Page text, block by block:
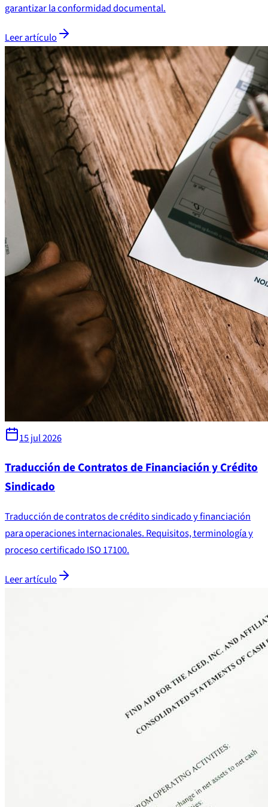
garantizar la conformidad documental.
Leer artículo
15 jul 2026
Traducción de Contratos de Financiación y Crédito
Sindicado
Traducción de contratos de crédito sindicado y financiación
para operaciones internacionales. Requisitos, terminología y
proceso certificado ISO 17100.
Leer artículo